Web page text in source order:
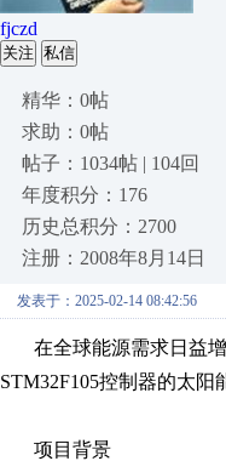
fjczd
关注 私信
精华：0帖
求助：0帖
帖子：1034帖 | 104回
年度积分：176
历史总积分：2700
注册：2008年8月14日
发表于：2025-02-14 08:42:56
在全球能源需求日益
STM32F105控制器的太
项目背景